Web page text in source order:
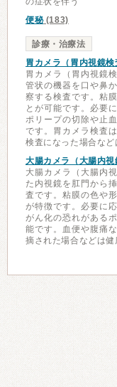
便秘(183)
診療・治療法
胃カメラ（胃内視鏡検
胃カメラ（胃内視鏡
管状の機器を口や鼻
察する検査です。粘
とが可能です。必要
ポリープの切除や止
です。胃カメラ検査
検査になった場合など
大腸カメラ（大腸内視
大腸カメラ（大腸内
た内視鏡を肛門から
査です。粘膜の色や
が特徴です。必要に
がん化の恐れがある
能です。血便や腹痛
摘された場合などは健